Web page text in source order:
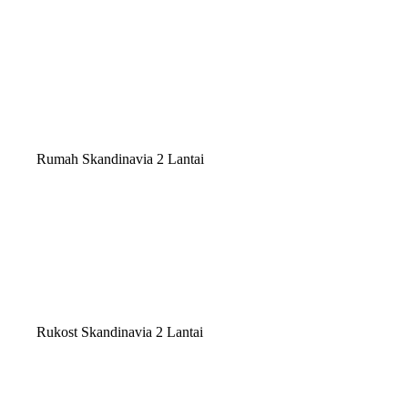
Rumah Skandinavia 2 Lantai
Rukost Skandinavia 2 Lantai